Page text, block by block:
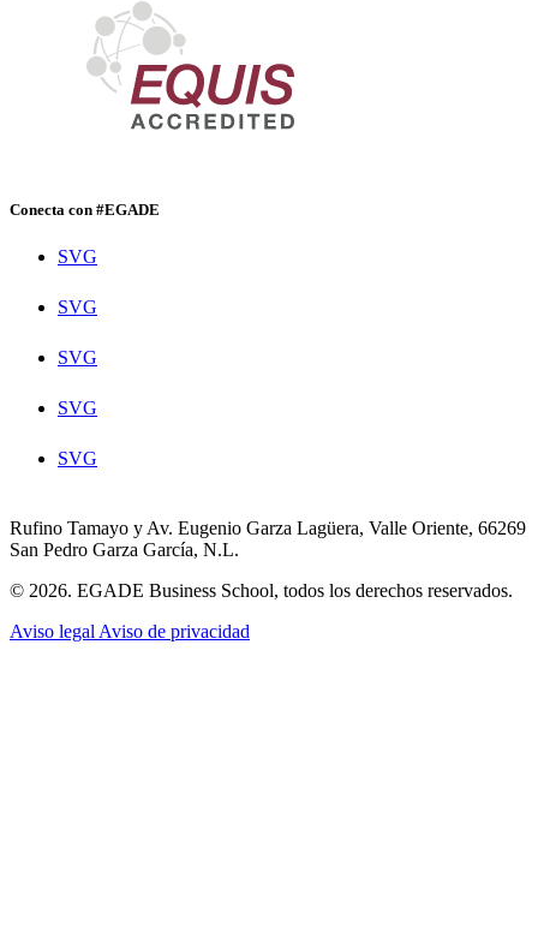
Conecta con #EGADE
SVG
SVG
SVG
SVG
SVG
Rufino Tamayo y Av. Eugenio Garza Lagüera, Valle Oriente, 66269
San Pedro Garza García, N.L.
© 2026. EGADE Business School, todos los derechos reservados.
Aviso legal Aviso de privacidad